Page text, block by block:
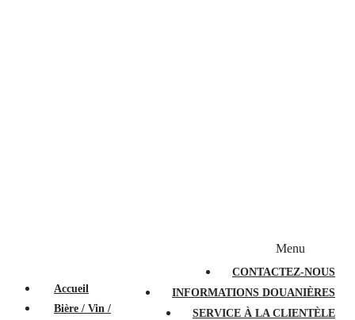
CONTACTEZ-NOUS
INFORMATIONS DOUANIÈRES
SERVICE À LA CLIENTÈLE
Menu
Accueil
Bière / Vin /